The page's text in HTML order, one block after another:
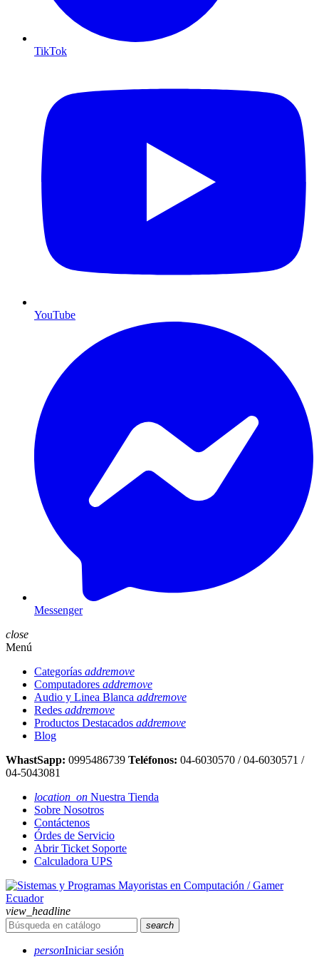
TikTok
YouTube
Messenger
close
Menú
Categorías addremove
Computadores addremove
Audio y Linea Blanca addremove
Redes addremove
Productos Destacados addremove
Blog
WhastSapp: 0995486739 Teléfonos: 04-6030570 / 04-6030571 /
04-5043081
location_on Nuestra Tienda
Sobre Nosotros
Contáctenos
Órdes de Servicio
Abrir Ticket Soporte
Calculadora UPS
view_headline
search
personIniciar sesión